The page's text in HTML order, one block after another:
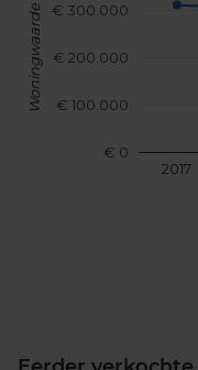
2017
€ 0
€ 100.000
€ 200.000
€ 300.000
Woningwaarde